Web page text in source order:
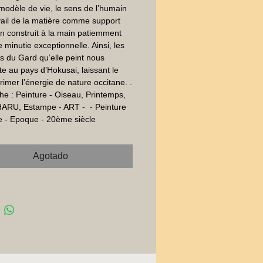
de vie, le sens de l’humain
de la matière comme support
construit à la main patiemment
minutie exceptionnelle. Ainsi, les
du Gard qu’elle peint nous
au pays d’Hokusai, laissant le
l’énergie de nature occitane. .
: Peinture - Oiseau, Printemps,
Estampe - ART -  - Peinture
- Epoque - 20ème siècle
Agotado